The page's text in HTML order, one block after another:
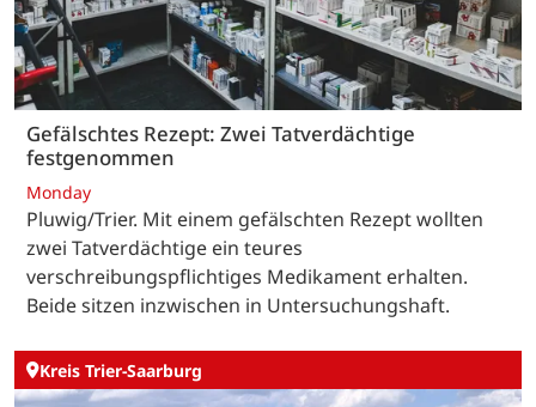
Gefälschtes Rezept: Zwei Tatverdächtige
festgenommen
Monday
Pluwig/Trier. Mit einem gefälschten Rezept wollten
zwei Tatverdächtige ein teures
verschreibungspflichtiges Medikament erhalten.
Beide sitzen inzwischen in Untersuchungshaft.
Kreis Trier-Saarburg